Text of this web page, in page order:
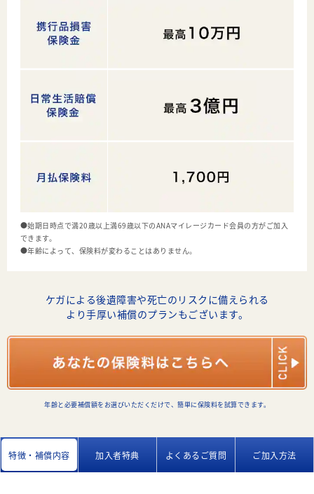
●始期日時点で満20歳以上満69歳以下のANAマイレージカード会員の方がご加入
できます。
●年齢によって、保険料が変わることはありません。
ケガによる後遺障害や死亡のリスクに備えられる
より手厚い補償のプランもございます。
年齢と必要補償額をお選びいただくだけで、簡単に保険料を試算できます。
特徴・補償内容 加入者特典 よくあるご質問 ご加入方法